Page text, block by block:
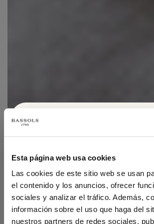
Esta página web usa cookies
Las cookies de este sitio web se usan
el contenido y los anuncios, ofrecer
sociales y analizar el tráfico. Además,
información sobre el uso que haga del
nuestros partners de redes sociales,
DYNAMISEZ
L'EXPÉRIENCE
ÉGALEMENT POUR
ÉTABLISSEMENT.